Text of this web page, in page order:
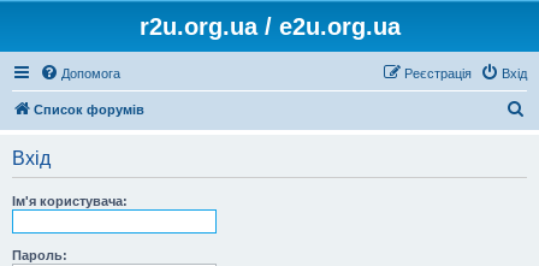
r2u.org.ua / e2u.org.ua
Допомога Вхід
Реєстрація
Список форумів
Вхід
Ім'я користувача:
Пароль: